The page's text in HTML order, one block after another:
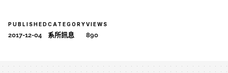
PUBLISHED
2017-12-04
CATEGORY
系所訊息
VIEWS
890